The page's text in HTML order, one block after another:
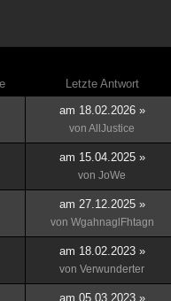
Letzte Antwort
am 18.02.2026 »
von AllJustice
am 15.04.2025 »
von JoWe
am 27.12.2025 »
von WgahnaglFhtagn
am 18.02.2023 »
von Verwunderter
am 05.03.2023 »